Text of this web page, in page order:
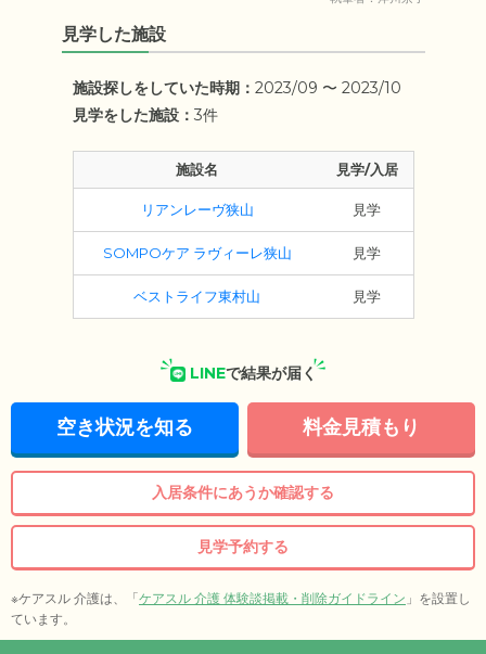
見学した施設
施設探しをしていた時期： 2023/09 〜 2023/10
見学をした施設： 3件
施設名 見学/入居
リアンレーヴ狭山 見学
SOMPOケア ラヴィーレ狭山 見学
ベストライフ東村山 見学
LINEで結果が届く
空き状況を知る 料金見積もり
入居条件にあうか確認する
見学予約する
※ケアスル 介護は、「ケアスル 介護 体験談掲載・削除ガイドライン 」を設置し
ています。